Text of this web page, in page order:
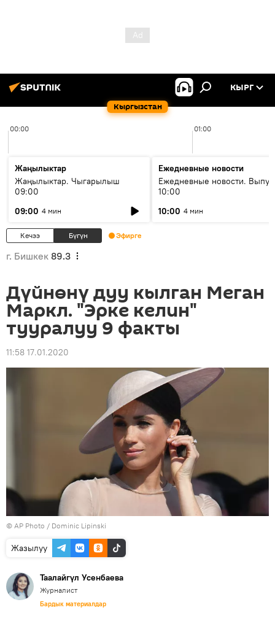
Кыргызстан
КЫРГ
00:00 01:00
Жаңылыктар
Жаңылыктар. Чыгарылыш
09:00
09:00 4 мин
Ежедневные новости
Ежедневные новости.
10:00
10:00 4 мин
Кечээ Бүгүн Эфирге
г. Бишкек 89.3
Дүйнөнү дуу кылган Меган
Маркл. "Эрке келин"
тууралуу 9 факты
11:58 17.01.2020
© AP Photo / Dominic Lipinski
Жазылуу
Таалайгүл Усенбаева
Журналист
Бардык материалдар